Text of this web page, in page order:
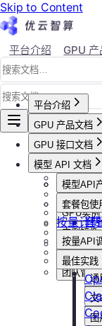
Skip to Content
平台介绍 GPU 产
Agent 社区
平台介绍
平台概述
平
加
用户等级
会
用
产品更新
模
活动及价
双
GPU 产品文档
GPU产品
功
已
可
GPU操
【
镜
创
登
本
文
制
调
防
GPU抢
发布社区
如
更
计费与回
计
计
到
续
回
GPU最佳
通
GPU 接口文档
API接口
常见错
GPU实例
创
获
启
关
删
重
实例镜像
获
创
删
获
获
磁盘与云
创
删
卸
扩
团队管理
创
邀
模型 API 文档
模型API
模
套餐包使
套
套
套
客
按量计
按量API
快
通
文
图
最佳实践